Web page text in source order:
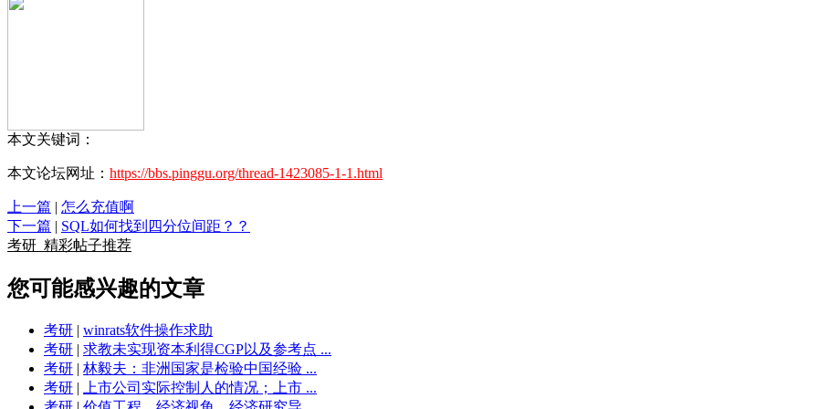
本文关键词：
本文论坛网址： https://bbs.pinggu.org/thread-1423085-1-1.html
上一篇 | 怎么充值啊
下一篇 | SQL如何找到四分位间距？？
考研 精彩帖子推荐
您可能感兴趣的文章
考研 | winrats软件操作求助
考研 | 求教未实现资本利得CGP以及参考点 ...
考研 | 林毅夫：非洲国家是检验中国经验 ...
考研 |
上市公司实际控制人的情况；上市 ...